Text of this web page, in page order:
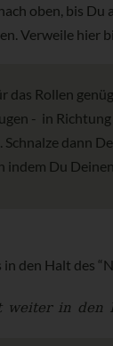
oben, bis
Verweile hier
das Rollen
- in
dann
Du
den Halt des
in den